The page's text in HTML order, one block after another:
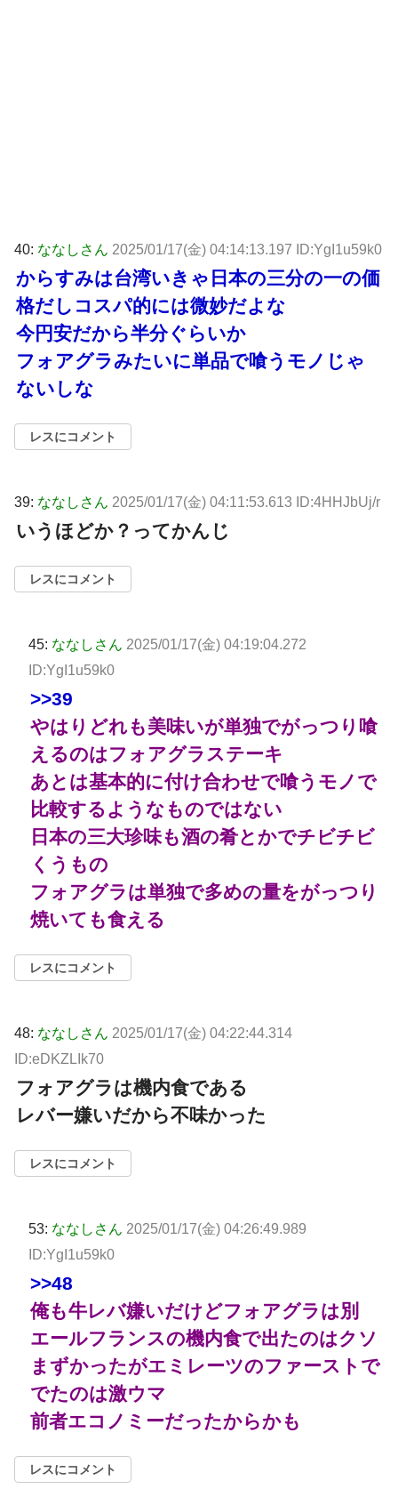
40: ななしさん 2025/01/17(金) 04:14:13.197 ID:YgI1u59k0
からすみは台湾いきゃ日本の三分の一の価
格だしコスパ的には微妙だよな
今円安だから半分ぐらいか
フォアグラみたいに単品で喰うモノじゃ
ないしな
レスにコメント
39: ななしさん 2025/01/17(金) 04:11:53.613 ID:4HHJbUj/r
いうほどか？ってかんじ
レスにコメント
45: ななしさん 2025/01/17(金) 04:19:04.272
ID:YgI1u59k0
>>39
やはりどれも美味いが単独でがっつり喰
えるのはフォアグラステーキ
あとは基本的に付け合わせで喰うモノで
比較するようなものではない
日本の三大珍味も酒の肴とかでチビチビ
くうもの
フォアグラは単独で多めの量をがっつり
焼いても食える
レスにコメント
48: ななしさん 2025/01/17(金) 04:22:44.314
ID:eDKZLIk70
フォアグラは機内食である
レバー嫌いだから不味かった
レスにコメント
53: ななしさん 2025/01/17(金) 04:26:49.989
ID:YgI1u59k0
>>48
俺も牛レバ嫌いだけどフォアグラは別
エールフランスの機内食で出たのはクソ
まずかったがエミレーツのファーストで
でたのは激ウマ
前者エコノミーだったからかも
レスにコメント